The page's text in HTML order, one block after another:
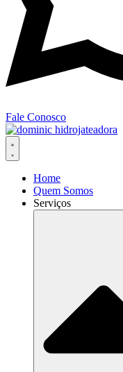
Fale Conosco
Home
Quem Somos
Serviços